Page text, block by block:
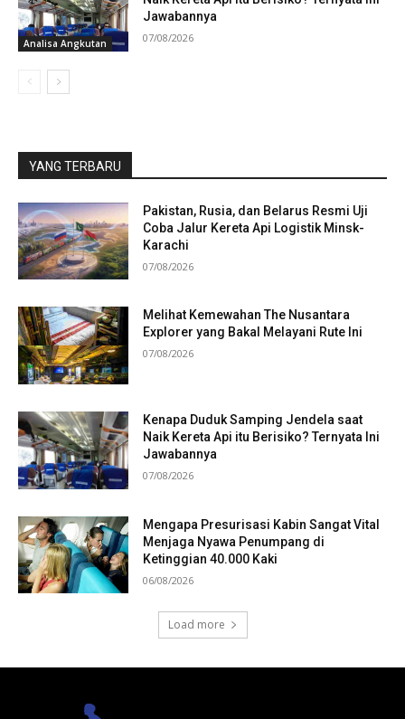
Analisa Angkutan
Jawabannya
07/08/2026
YANG TERBARU
Pakistan, Rusia, dan Belarus Resmi Uji
Coba Jalur Kereta Api Logistik Minsk-
Karachi
07/08/2026
Melihat Kemewahan The Nusantara
Explorer yang Bakal Melayani Rute Ini
07/08/2026
Kenapa Duduk Samping Jendela saat
Naik Kereta Api itu Berisiko? Ternyata Ini
Jawabannya
07/08/2026
Mengapa Presurisasi Kabin Sangat Vital
Menjaga Nyawa Penumpang di
Ketinggian 40.000 Kaki
06/08/2026
Load more